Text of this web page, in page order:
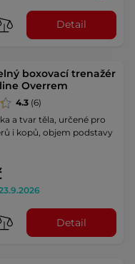
Detail
boxovací trenažér
Overrem
4.3 (6)
a tvar těla, určené pro
i kopů, objem podstavy
Detail